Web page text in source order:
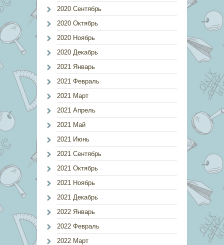
2020 Сентябрь
2020 Октябрь
2020 Ноябрь
2020 Декабрь
2021 Январь
2021 Февраль
2021 Март
2021 Апрель
2021 Май
2021 Июнь
2021 Сентябрь
2021 Октябрь
2021 Ноябрь
2021 Декабрь
2022 Январь
2022 Февраль
2022 Март